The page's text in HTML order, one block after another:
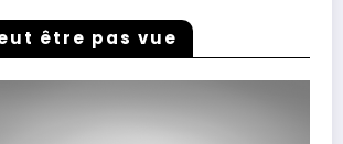
être pas vue